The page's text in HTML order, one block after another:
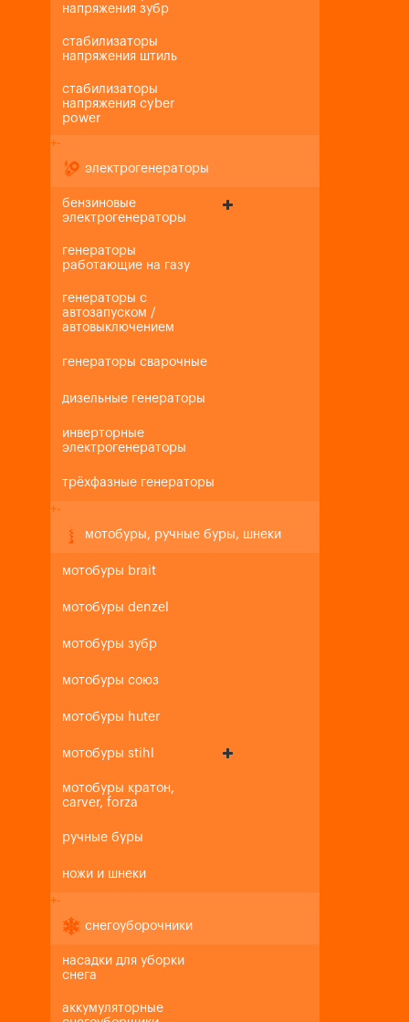
напряжения зубр
стабилизаторы
напряжения штиль
стабилизаторы
напряжения cyber
power
+-
электрогенераторы
бензиновые
электрогенераторы
генераторы
работающие на газу
генераторы с
автозапуском /
автовыключением
генераторы сварочные
дизельные генераторы
инверторные
электрогенераторы
трёхфазные генераторы
+-
мотобуры, ручные буры, шнеки
мотобуры brait
мотобуры denzel
мотобуры зубр
мотобуры союз
мотобуры huter
мотобуры stihl
мотобуры кратон,
carver, forza
ручные буры
ножи и шнеки
+-
снегоуборочники
насадки для уборки
снега
аккумуляторные